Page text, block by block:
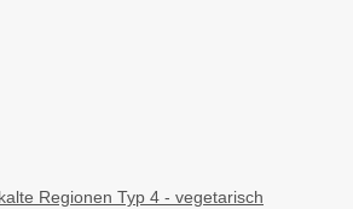
Regionen Typ 4 - vegetarisch